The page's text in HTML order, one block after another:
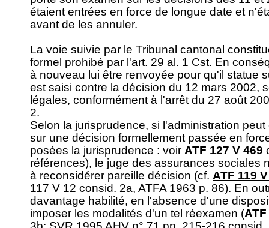
étaient entrées en force de longue date et
avant de les annuler.
La voie suivie par le Tribunal cantonal
formel prohibé par l'art. 29 al. 1 Cst. En
à nouveau lui être renvoyée pour qu'il statue
est saisi contre la décision du 12 mars 2002,
légales, conformément à l'arrêt du 27 août
2.
Selon la jurisprudence, si l'administration
sur une décision formellement passée en
posées la jurisprudence : voir ATF 127 V 469
références), le juge des assurances sociales
à reconsidérer pareille décision (cf. ATF 119
117 V 12 consid. 2a, ATFA 1963 p. 86). En
davantage habilité, en l'absence d'une
imposer les modalités d'un tel réexamen (